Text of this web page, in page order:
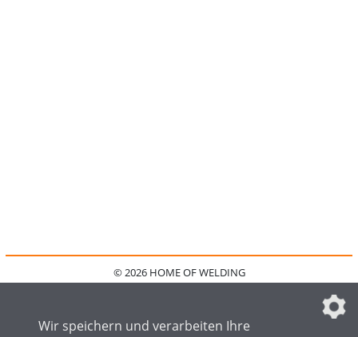
© 2026 HOME OF WELDING
IMPRESSUM
FAQ
DATENSCHUTZEINSTELLUNGEN
Wir speichern und verarbeiten Ihre